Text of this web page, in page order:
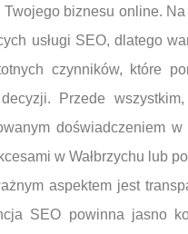
biznesu online. Na
usługi SEO, dlatego
czynników, które
Przede
doświadczeniem
w Wałbrzychu lub
aspektem jest
SEO powinna jasno